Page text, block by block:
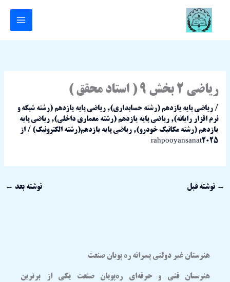
ریاضی 2 بخش 9 ( استاد محقق )
/ریاضی پایه یازدهم (رشته حسابداری),ریاضی پایه یازدهم (رشته شبکه و
نرم افزار رایانه),ریاضی پایه یازدهم (رشته معماری داخلی),ریاضی پایه
یازدهم (رشته مکانیک خودرو),ریاضی پایه یازدهم(رشته الکترونیک) / از
rahpooyansanat2025
→ نوشته قبل نوشته بعد ←
هنرستان غیر دولتی پسرانه ره پویان صنعت
هنرستان فنی و حرفه‌ای ره‌پویان صنعت یکی از برترین